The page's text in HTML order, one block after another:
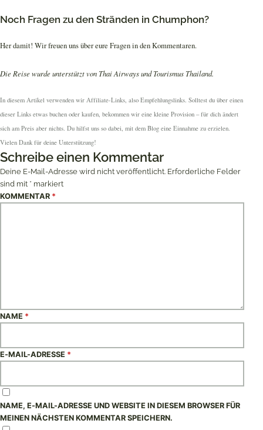
Noch Fragen zu den Stränden in Chumphon?
Her damit! Wir freuen uns über eure Fragen in den Kommentaren.
Die Reise wurde unterstützt von Thai Airways und Tourismus Thailand.
In diesem Artikel verwenden wir Affiliate-Links, also Empfehlungslinks. Solltest du über einen
dieser Links etwas buchen oder kaufen, bekommen wir eine kleine Provision – für dich ändert
sich am Preis aber nichts. Du hilfst uns so dabei, mit dem Blog eine Einnahme zu erzielen.
Vielen Dank für deine Unterstützung!
Schreibe einen Kommentar
Deine E-Mail-Adresse wird nicht veröffentlicht. Erforderliche Felder
sind mit * markiert
KOMMENTAR *
NAME *
E-MAIL-ADRESSE *
NAME, E-MAIL-ADRESSE UND WEBSITE IN DIESEM BROWSER FÜR
MEINEN NÄCHSTEN KOMMENTAR SPEICHERN.